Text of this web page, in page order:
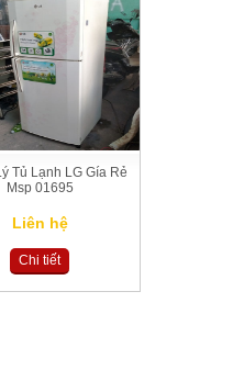
Tủ Lạnh LG Gía Rẻ
Msp 01695
Liên hệ
Chi tiết